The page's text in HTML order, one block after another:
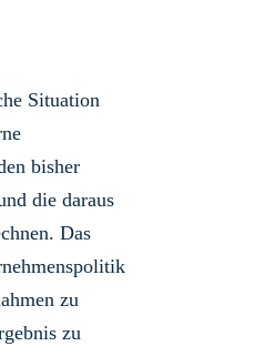
Situation
bisher
die daraus
Das
zu
zu